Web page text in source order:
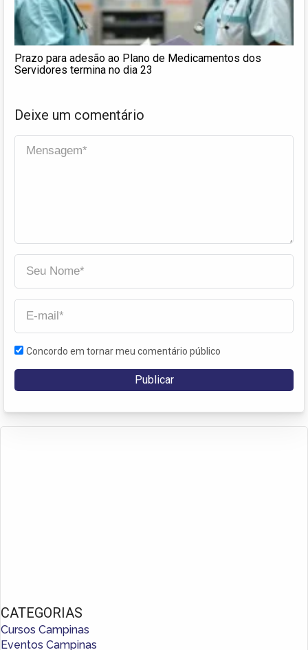
Prazo para adesão ao Plano de Medicamentos dos
Servidores termina no dia 23
Deixe um comentário
Concordo em tornar meu comentário público
CATEGORIAS
Cursos Campinas
Eventos Campinas